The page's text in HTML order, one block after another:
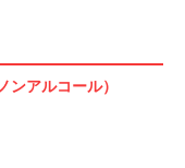
ンアルコール）